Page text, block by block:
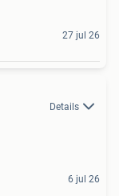
27 jul 26
Details
6 jul 26